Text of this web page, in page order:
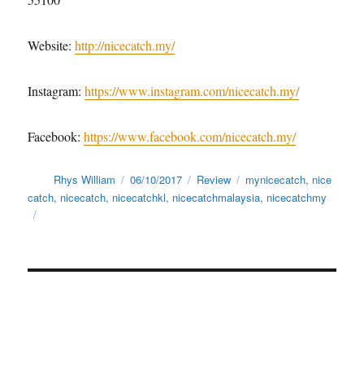
Website:http://nicecatch.my/
Instagram:https://www.instagram.com/nicecatch.my/
Facebook:https://www.facebook.com/nicecatch.my/
Author
Rhys William
Posted
on
06/10/2017 Categories
Review Tags
mynicecatch, nice
catch, nicecatch, nicecatchkl, nicecatchmalaysia, nicecatchmy